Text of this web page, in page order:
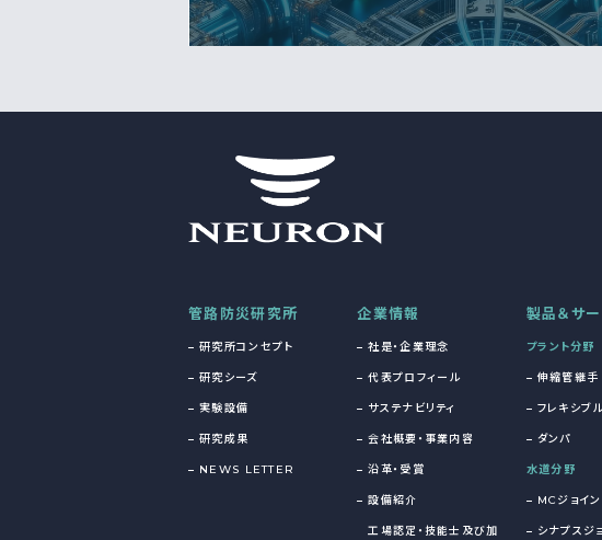
管路防災研究所
研究所コンセプト
研究シーズ
実験設備
研究成果
NEWS LETTER
企業情報
社是・企業理念
代表プロフィール
サステナビリティ
会社概要・事業内容
沿革・受賞
設備紹介
工場認定・技能士及び加
製品＆サー
プラント分野
伸縮管継手
フレキシブ
ダンパ
水道分野
MCジョイ
シナプスジ